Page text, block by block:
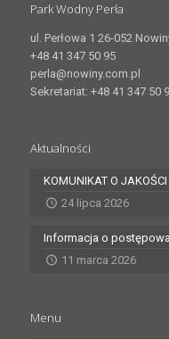
Park Wodny Perła
ul. Perłowa 1 26-052
+48 41 347 50 95
perla@nowiny.com.pl
Sekretariat: +48 41 347 50
Aktualności
KOMUNIKAT O
24 lipca 2026
Informacja o
11 marca 2026
Menu